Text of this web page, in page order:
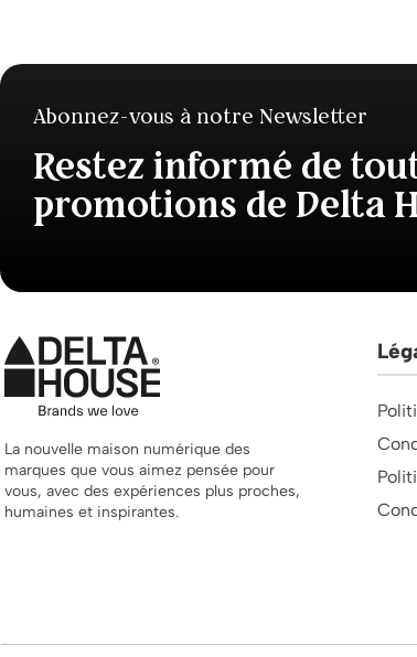
Abonnez-vous à notre Newsletter
Restez informé de
promotions de Delta
La nouvelle maison numérique des
marques que vous aimez pensée pour
vous, avec des expériences plus proches,
humaines et inspirantes.